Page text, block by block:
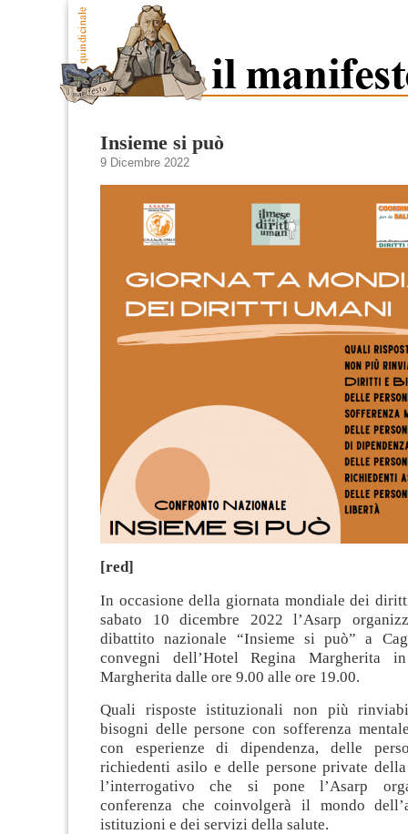
Insieme si può
9 Dicembre 2022
[red]
In occasione della giornata mondiale dei
sabato 10 dicembre 2022 l’Asarp
dibattito nazionale “Insieme si può” a
convegni dell’Hotel Regina Margherita
Margherita dalle ore 9.00 alle ore 19.00.
Quali risposte istituzionali non più
bisogni delle persone con sofferenza
con esperienze di dipendenza, delle
richiedenti asilo e delle persone private
l’interrogativo che si pone l’Asarp
conferenza che coinvolgerà il mondo
istituzioni e dei servizi della salute.